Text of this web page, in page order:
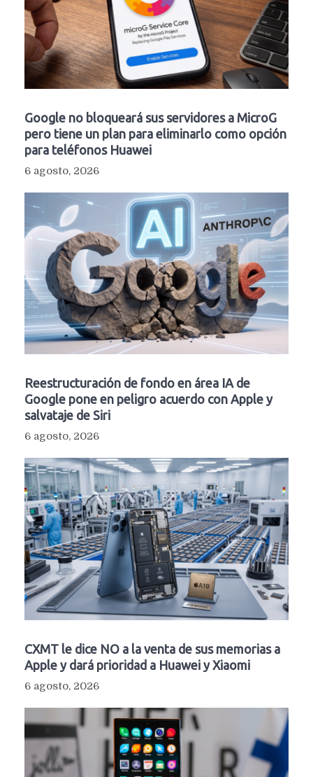
Google no bloqueará sus servidores a MicroG
pero tiene un plan para eliminarlo como opción
para teléfonos Huawei
6 agosto, 2026
Reestructuración de fondo en área IA de
Google pone en peligro acuerdo con Apple y
salvataje de Siri
6 agosto, 2026
CXMT le dice NO a la venta de sus memorias a
Apple y dará prioridad a Huawei y Xiaomi
6 agosto, 2026